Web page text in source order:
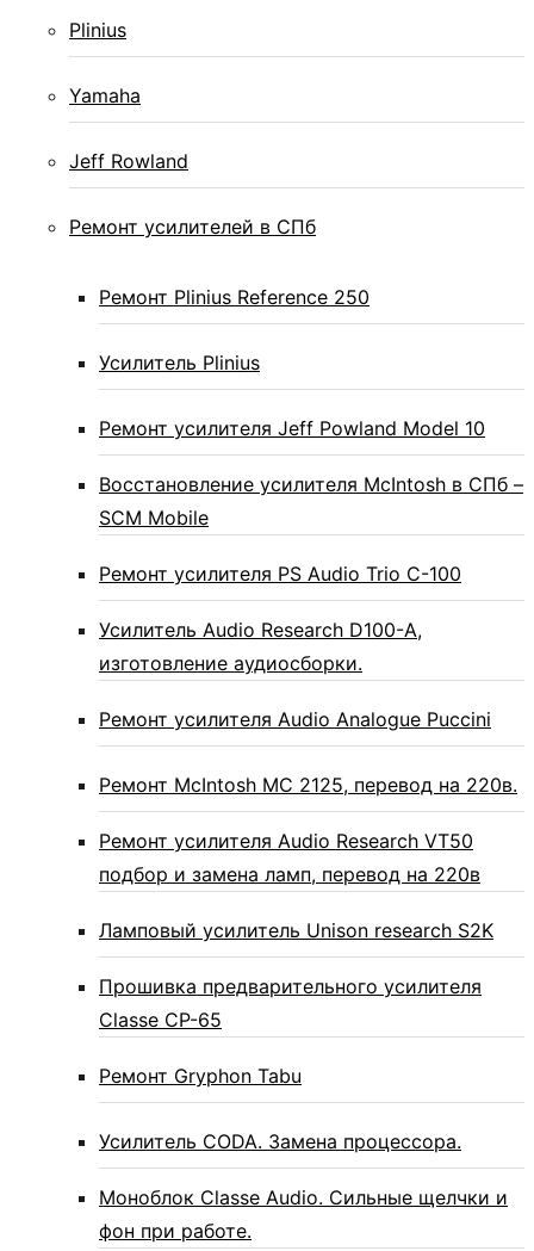
Plinius
Yamaha
Jeff Rowland
Ремонт усилителей в СПб
Ремонт Plinius Reference 250
Усилитель Plinius
Ремонт усилителя Jeff Powland Model 10
Восстановление усилителя McIntosh в СПб –
SCM Mobile
Ремонт усилителя PS Audio Trio C-100
Усилитель Audio Research D100-A,
изготовление аудиосборки.
Ремонт усилителя Audio Analogue Puccini
Ремонт McIntosh MC 2125, перевод на 220в.
Ремонт усилителя Audio Research VT50
подбор и замена ламп, перевод на 220в
Ламповый усилитель Unison research S2K
Прошивка предварительного усилителя
Classe CP-65
Ремонт Gryphon Tabu
Усилитель CODA. Замена процессора.
Моноблок Classe Audio. Сильные щелчки и
фон при работе.